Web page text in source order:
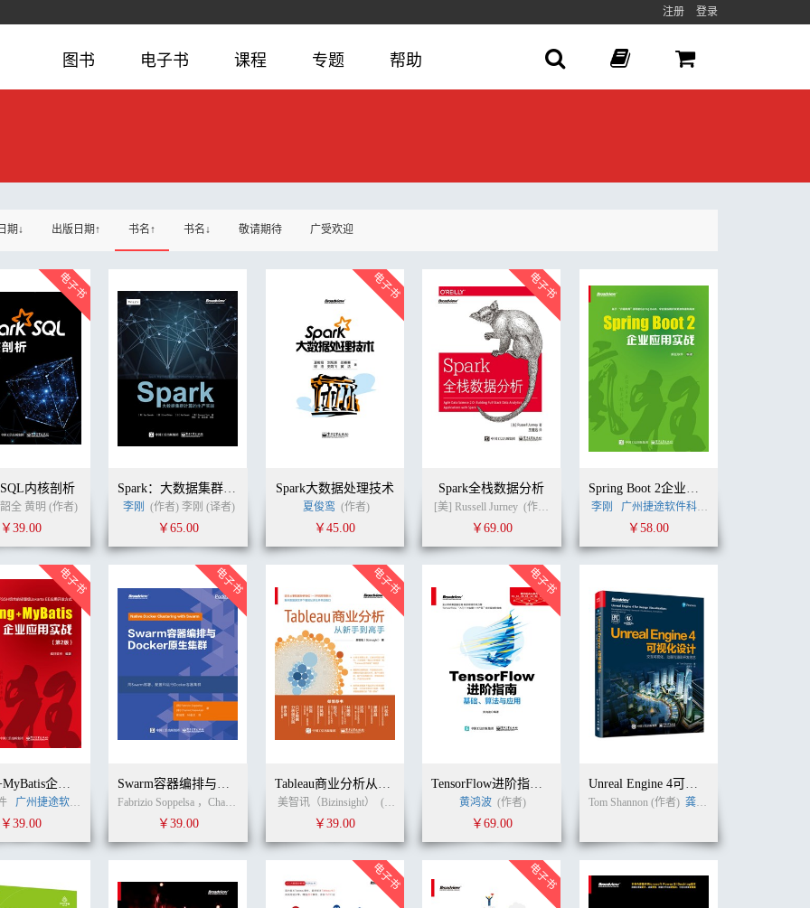
注册 登录
图书 电子书 课程 专题 帮助
期↓ 出版日期↑ 书名↑ 书名↓ 敬请期待 广受欢迎
内核剖析
全 黄明 (作者)
￥39.00
Spark：大数据集群计算的生产实践
李刚 (作者) 李刚 (译者)
￥65.00
Spark大数据处理技术
夏俊鸾 (作者)
￥45.00
Spark全栈数据分析
[美] Russell Jurney (作者) (译者)
￥69.00
Spring Boot 2企业应用实战
李刚 广州捷途软件科技有限公司
￥58.00
Spring+MyBatis企业应用实战（第2版）
广州捷途软件科技有限公司 李刚 (作者)
￥39.00
Swarm容器编排与Docker原生集群
Fabrizio Soppelsa ，Chanwit Kaewkasi (作者) 崔婧雯 (译者)
￥39.00
Tableau商业分析从新手到高手
美智讯（Bizinsight） (作者)
￥39.00
TensorFlow进阶指南：基础、算法与应用
黄鸿波 (作者)
￥69.00
Unreal Engine 4可视化设计：交互可视化、动画与渲染开发绝艺
Tom Shannon (作者) 龚震宇